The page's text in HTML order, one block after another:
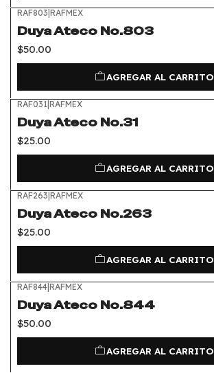
RAF803 RAFMEX
Duya Ateco No.803
$50.00
AGREGAR AL CARRITO
RAF031| RAFMEX
Duya Ateco No.31
$25.00
AGREGAR AL CARRITO
RAF263 RAFMEX
Duya Ateco No.263
$25.00
AGREGAR AL CARRITO
RAF844| RAFMEX
Duya Ateco No.844
$50.00
AGREGAR AL CARRITO